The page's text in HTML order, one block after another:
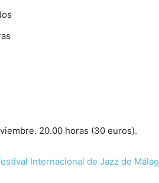
20.00 horas (30 euros).